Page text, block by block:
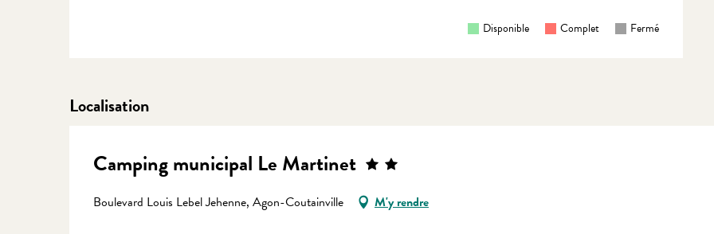
Disponible Complet Fermé
Localisation
Camping municipal Le Martinet
Boulevard Louis Lebel Jehenne, Agon-Coutainville M'y rendre